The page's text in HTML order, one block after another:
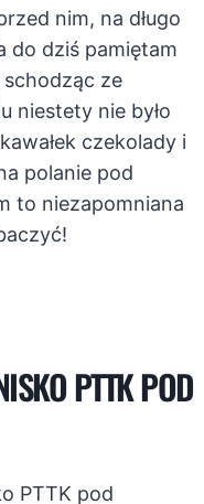
nim, na długo
do dziś pamiętam
schodząc ze
niestety nie było
czekolady i
polanie pod
to niezapomniana
PTTK POD
PTTK pod